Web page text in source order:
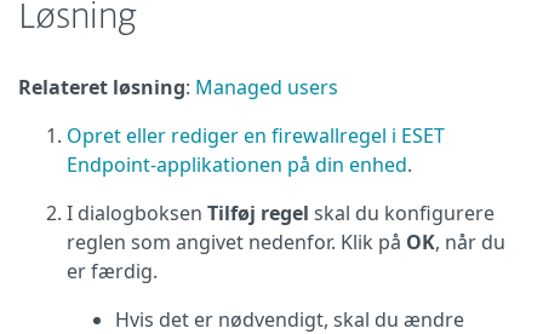
Løsning
Relateret løsning: Managed users
Opret eller rediger en firewallregel i ESET
Endpoint-applikationen på din enhed.
I dialogboksen Tilføj regel skal du konfigurere
reglen som angivet nedenfor. Klik på OK, når du
er færdig.
Hvis det er nødvendigt, skal du ændre